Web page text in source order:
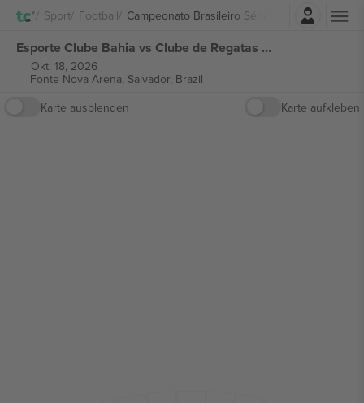
Sport Football Campeonato Brasileiro Série A
Einloggen
Esporte Clube Bahia vs Clube de Regatas do Flamengo Campeonato Brasileiro Série A tickets
Okt. 18, 2026
Fonte Nova Arena, Salvador, Brazil
Karte ausblenden
Karte aufkleben